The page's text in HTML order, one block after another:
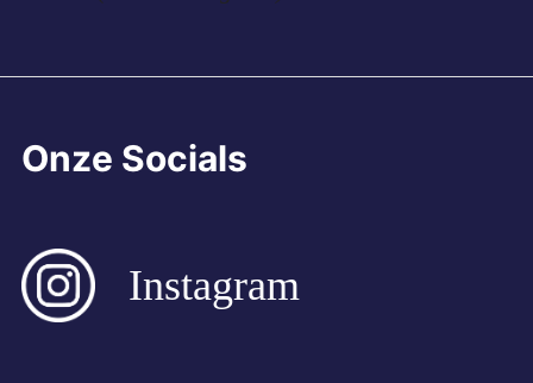
Onze Socials
Instagram